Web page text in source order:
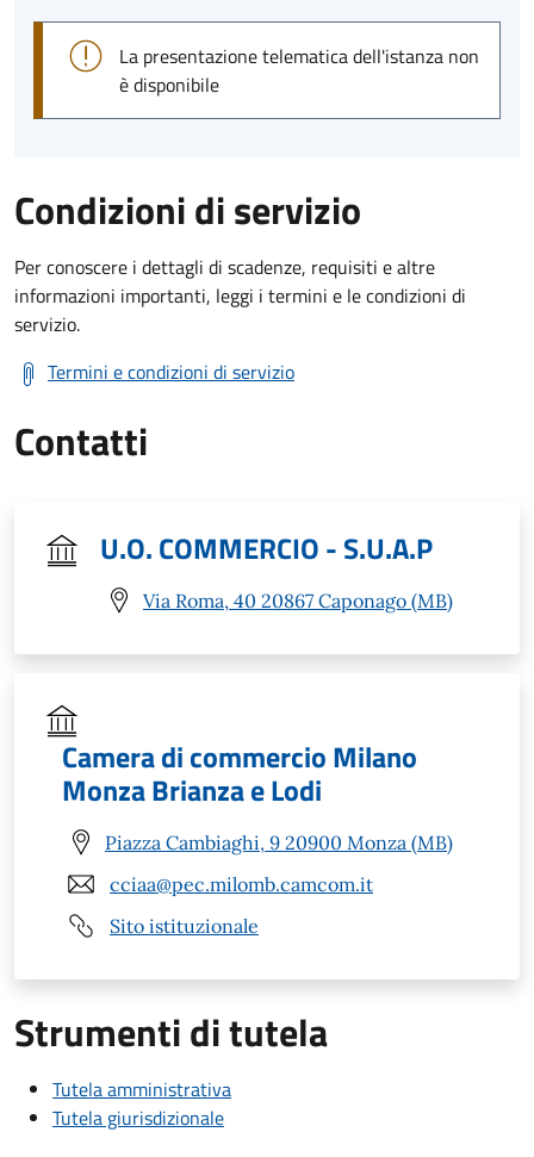
La presentazione telematica dell'istanza non
è disponibile
Condizioni di servizio
Per conoscere i dettagli di scadenze, requisiti e altre
informazioni importanti, leggi i termini e le condizioni di
servizio.
Termini e condizioni di servizio
Contatti
U.O. COMMERCIO - S.U.A.P
Via Roma, 40 20867 Caponago (MB)
Camera di commercio Milano
Monza Brianza e Lodi
Piazza Cambiaghi, 9 20900 Monza (MB)
cciaa@pec.milomb.camcom.it
Sito istituzionale
Strumenti di tutela
Tutela amministrativa
Tutela giurisdizionale